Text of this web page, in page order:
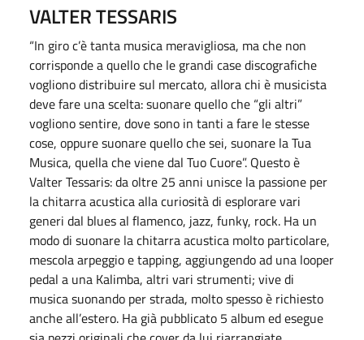
VALTER TESSARIS
“In giro c’è tanta musica meravigliosa, ma che non
corrisponde a quello che le grandi case discografiche
vogliono distribuire sul mercato, allora chi è musicista
deve fare una scelta: suonare quello che “gli altri”
vogliono sentire, dove sono in tanti a fare le stesse
cose, oppure suonare quello che sei, suonare la Tua
Musica, quella che viene dal Tuo Cuore”. Questo è
Valter Tessaris: da oltre 25 anni unisce la passione per
la chitarra acustica alla curiosità di esplorare vari
generi dal blues al flamenco, jazz, funky, rock. Ha un
modo di suonare la chitarra acustica molto particolare,
mescola arpeggio e tapping, aggiungendo ad una looper
pedal a una Kalimba, altri vari strumenti; vive di
musica suonando per strada, molto spesso è richiesto
anche all’estero. Ha già pubblicato 5 album ed esegue